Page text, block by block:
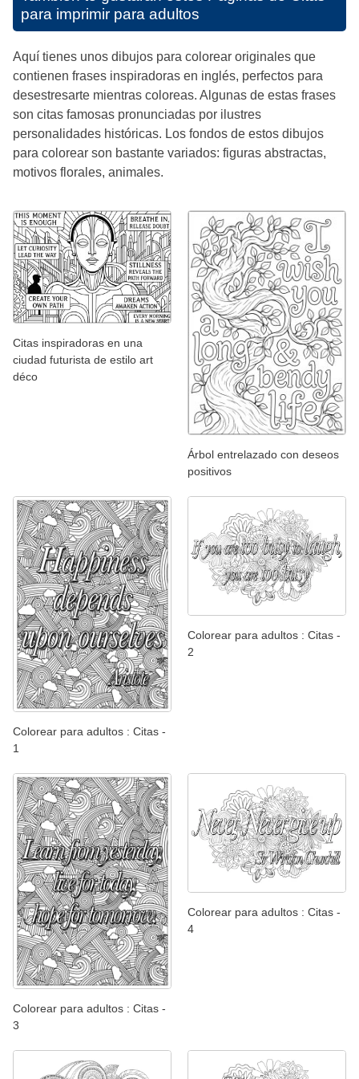
para imprimir para adultos
Aquí tienes unos dibujos para colorear originales que
contienen frases inspiradoras en inglés, perfectos para
desestresarte mientras coloreas. Algunas de estas frases
son citas famosas pronunciadas por ilustres
personalidades históricas. Los fondos de estos dibujos
para colorear son bastante variados: figuras abstractas,
motivos florales, animales.
Citas inspiradoras en una
ciudad futurista de estilo art
déco
Árbol entrelazado con deseos
positivos
Colorear para adultos : Citas -
1
Colorear para adultos : Citas -
2
Colorear para adultos : Citas -
3
Colorear para adultos : Citas -
4